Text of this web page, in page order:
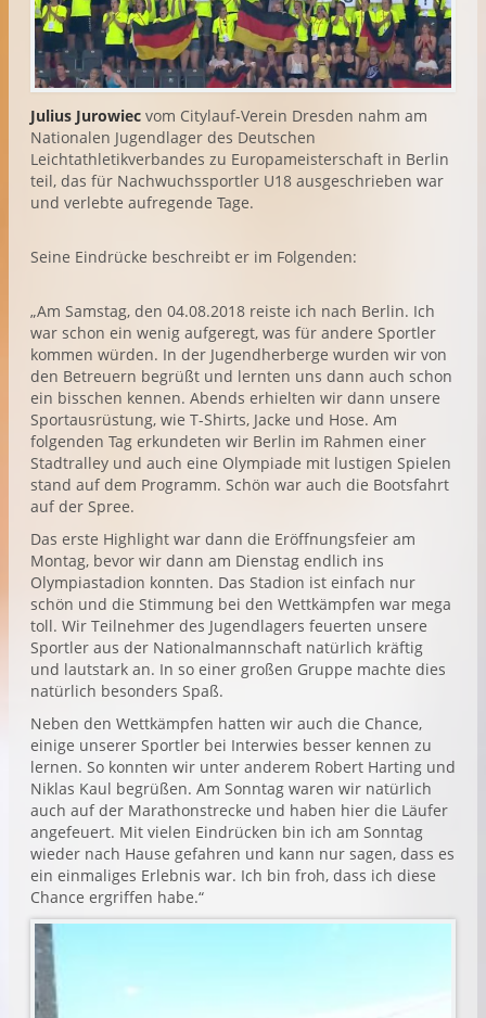
Julius Jurowiec vom Citylauf-Verein Dresden nahm am
Nationalen Jugendlager des Deutschen
Leichtathletikverbandes zu Europameisterschaft in Berlin
teil, das für Nachwuchssportler U18 ausgeschrieben war
und verlebte aufregende Tage.
Seine Eindrücke beschreibt er im Folgenden:
„Am Samstag, den 04.08.2018 reiste ich nach Berlin. Ich
war schon ein wenig aufgeregt, was für andere Sportler
kommen würden. In der Jugendherberge wurden wir von
den Betreuern begrüßt und lernten uns dann auch schon
ein bisschen kennen. Abends erhielten wir dann unsere
Sportausrüstung, wie T-Shirts, Jacke und Hose. Am
folgenden Tag erkundeten wir Berlin im Rahmen einer
Stadtralley und auch eine Olympiade mit lustigen Spielen
stand auf dem Programm. Schön war auch die Bootsfahrt
auf der Spree.
Das erste Highlight war dann die Eröffnungsfeier am
Montag, bevor wir dann am Dienstag endlich ins
Olympiastadion konnten. Das Stadion ist einfach nur
schön und die Stimmung bei den Wettkämpfen war mega
toll. Wir Teilnehmer des Jugendlagers feuerten unsere
Sportler aus der Nationalmannschaft natürlich kräftig
und lautstark an. In so einer großen Gruppe machte dies
natürlich besonders Spaß.
Neben den Wettkämpfen hatten wir auch die Chance,
einige unserer Sportler bei Interwies besser kennen zu
lernen. So konnten wir unter anderem Robert Harting und
Niklas Kaul begrüßen. Am Sonntag waren wir natürlich
auch auf der Marathonstrecke und haben hier die Läufer
angefeuert. Mit vielen Eindrücken bin ich am Sonntag
wieder nach Hause gefahren und kann nur sagen, dass es
ein einmaliges Erlebnis war. Ich bin froh, dass ich diese
Chance ergriffen habe.“